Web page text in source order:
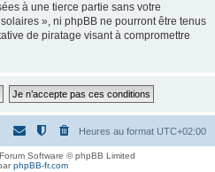
à une tierce partie sans votre
», ni phpBB ne pourront être tenus
de piratage visant à compromettre
Heures au format UTC+02:00
Software © phpBB Limited
phpBB-fr.com